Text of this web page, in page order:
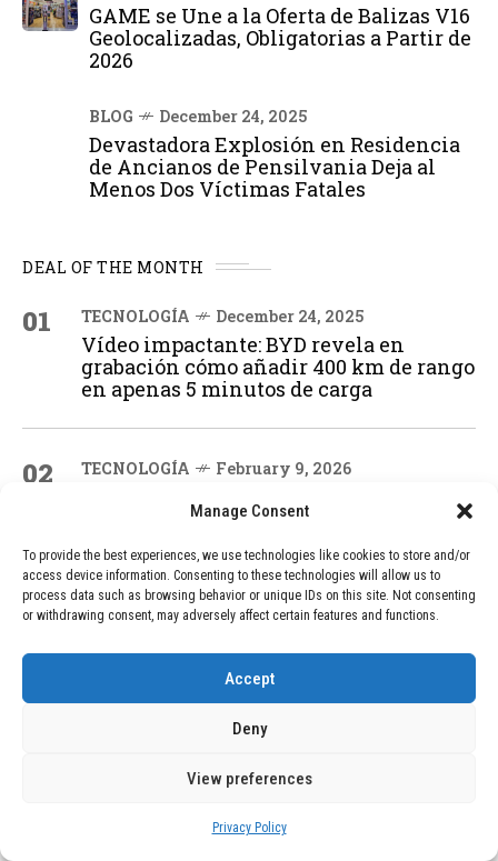
Manage Consent
To provide the best experiences, we use technologies like cookies to store and/or
access device information. Consenting to these technologies will allow us to
process data such as browsing behavior or unique IDs on this site. Not consenting
or withdrawing consent, may adversely affect certain features and functions.
Accept
Deny
View preferences
Privacy Policy
GAME se Une a la Oferta de Balizas V16
Geolocalizadas, Obligatorias a Partir de
2026
BLOG December 24, 2025
Devastadora Explosión en Residencia
de Ancianos de Pensilvania Deja al
Menos Dos Víctimas Fatales
DEAL OF THE MONTH
01 TECNOLOGÍA December 24, 2025
Vídeo impactante: BYD revela en
grabación cómo añadir 400 km de rango
en apenas 5 minutos de carga
02 TECNOLOGÍA February 9, 2026
ruedas todo terreno: este scooter cuesta
adquisición impresionante
03
GAME se Une a la Oferta de Balizas V16
Geolocalizadas, Obligatorias a Partir de
December 24, 2025
Devastadora Explosión en Residencia